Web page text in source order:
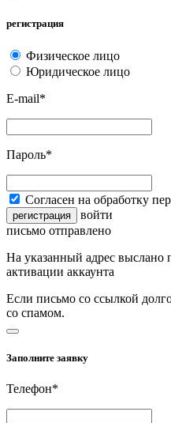
регистрация
Физическое лицо
Юридическое лицо
E-mail*
Пароль*
Согласен на обработку
регистрация
войти
письмо отправлено
На указанный адрес выслано
активации аккаунта
Если письмо со ссылкой
со спамом.
Заполните заявку
Телефон*